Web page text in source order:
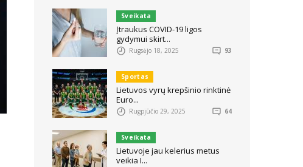
Sveikata
Įtraukus COVID-19 ligos
gydymui skirt...
Rugsėjo 18, 2025 93
Sportas
Lietuvos vyrų krepšinio rinktinė
Euro...
Rugpjūčio 29, 2025 64
Sveikata
Lietuvoje jau kelerius metus
veikia I...